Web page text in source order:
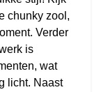
chunky zool,
Verder
is
wat
licht. Naast